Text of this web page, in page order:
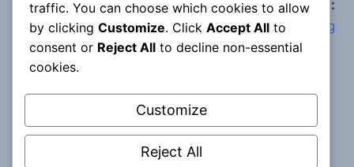
e-mail:
corpoclaretiananpb@corporacionclaretiana.org
traffic. You can choose which cookies to allow
by clicking Customize. Click Accept All to
consent or Reject All to decline non-essential
cookies.
Customize
Reject All